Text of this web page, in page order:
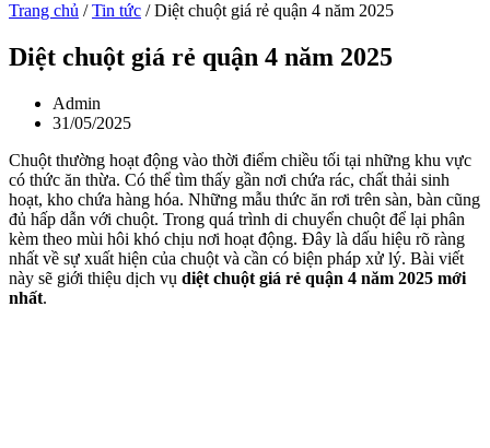
Trang chủ /Tin tức /Diệt chuột giá rẻ quận 4 năm 2025
Diệt chuột giá rẻ quận 4 năm 2025
Admin
31/05/2025
Chuột thường hoạt động vào thời điểm chiều tối tại những khu vực
có thức ăn thừa. Có thể tìm thấy gần nơi chứa rác, chất thải sinh
hoạt, kho chứa hàng hóa. Những mẫu thức ăn rơi trên sàn, bàn cũng
đủ hấp dẫn với chuột. Trong quá trình di chuyển chuột để lại phân
kèm theo mùi hôi khó chịu nơi hoạt động. Đây là dấu hiệu rõ ràng
nhất về sự xuất hiện của chuột và cần có biện pháp xử lý. Bài viết
này sẽ giới thiệu dịch vụ diệt chuột giá rẻ quận 4 năm 2025 mới
nhất.